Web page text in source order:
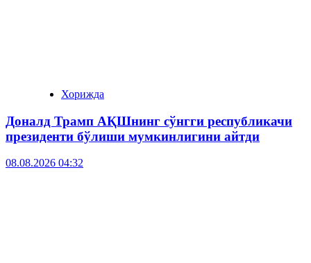
Хорижда
Доналд Трамп АҚШнинг сўнгги республикачи
президенти бўлиши мумкинлигини айтди
08.08.2026 04:32